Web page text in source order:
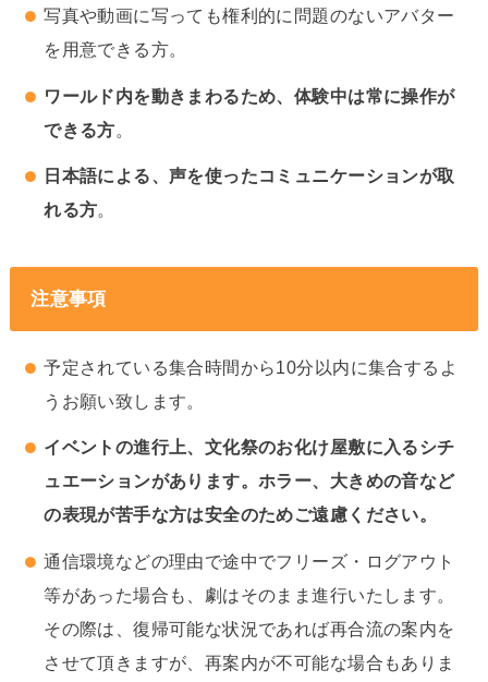
写真や動画に写っても権利的に問題のないアバター
を用意できる方。
ワールド内を動きまわるため、体験中は常に操作が
できる方。
日本語による、声を使ったコミュニケーションが取
れる方。
注意事項
予定されている集合時間から10分以内に集合するよ
うお願い致します。
イベントの進行上、文化祭のお化け屋敷に入るシチ
ュエーションがあります。ホラー、大きめの音など
の表現が苦手な方は安全のためご遠慮ください。
通信環境などの理由で途中でフリーズ・ログアウト
等があった場合も、劇はそのまま進行いたします。
その際は、復帰可能な状況であれば再合流の案内を
させて頂きますが、再案内が不可能な場合もありま